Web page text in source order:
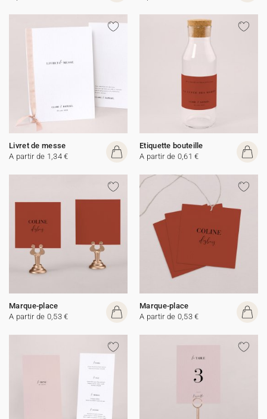
Livret de messe
A partir de 1,34 €
Etiquette bouteille
A partir de 0,61 €
Marque-place
A partir de 0,53 €
Marque-place
A partir de 0,53 €